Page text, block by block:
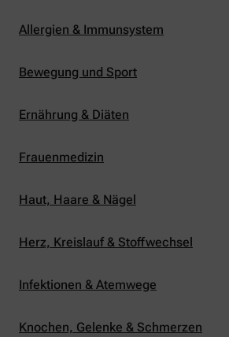
Allergien & Immunsystem
Bewegung und Sport
Ernährung & Diäten
Frauenmedizin
Haut, Haare & Nägel
Herz, Kreislauf & Stoffwechsel
Infektionen & Atemwege
Knochen, Gelenke & Schmerzen